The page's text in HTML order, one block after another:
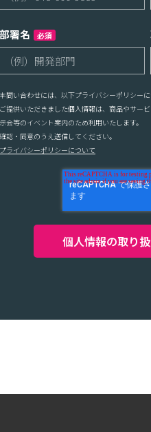
部署名 必須
本問い合わせには、以下プライバシーポリシーに
ご提供いただきました個人情報は、商品やサー
示会等のイベント案内のため利用いたします。
確認・同意のうえ送信してください。
プライバシーポリシーについて